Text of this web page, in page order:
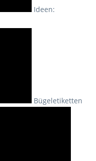
Ideen:
Bügeletiketten